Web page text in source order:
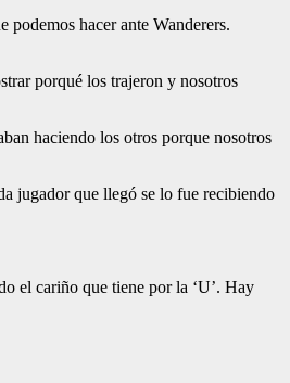
podemos hacer ante Wanderers.
porqué los trajeron y nosotros
haciendo los otros porque nosotros
jugador que llegó se lo fue recibiendo
el cariño que tiene por la ‘U’. Hay